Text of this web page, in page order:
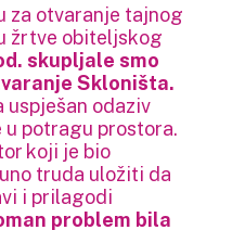
za otvaranje tajnog
žrtve obiteljskog
skupljale smo
Skloništa.
uspješan odaziv
potragu prostora.
koji je bio
truda uložiti da
i prilagodi
problem bila